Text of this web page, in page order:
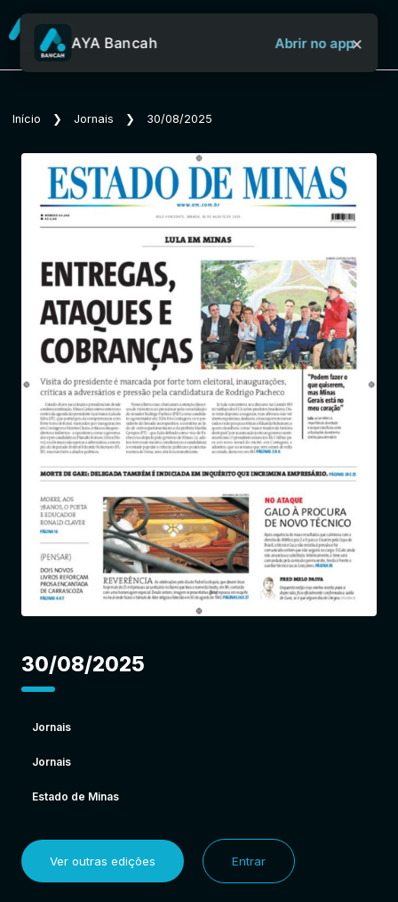
Sobre o Aya Bancah
Início
Revistas
Jornais
Notícias
Entrar
AYA Bancah Abrir no app×
Início ❯ Jornais ❯ 30/08/2025
30/08/2025
Jornais
Jornais
Estado de Minas
Ver outras edições Entrar